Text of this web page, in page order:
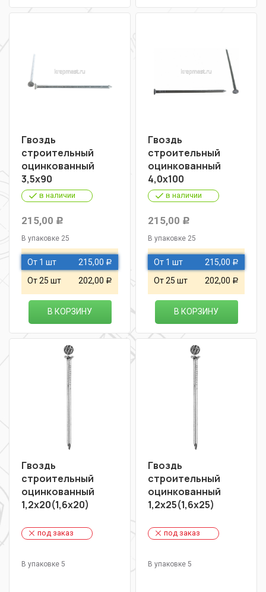
Гвоздь
строительный
оцинкованный
3,5х90
в наличии
215,00 Р
В упаковке 25
От 1 шт 215,00 Р
От 25 шт 202,00 Р
В КОРЗИНУ
Гвоздь
строительный
оцинкованный
4,0х100
в наличии
215,00 Р
В упаковке 25
От 1 шт 215,00 Р
От 25 шт 202,00 Р
В КОРЗИНУ
Гвоздь
строительный
оцинкованный
1,2х20(1,6х20)
под заказ
В упаковке 5
Гвоздь
строительный
оцинкованный
1,2х25(1,6х25)
под заказ
В упаковке 5